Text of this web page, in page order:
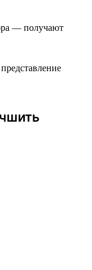
— получают